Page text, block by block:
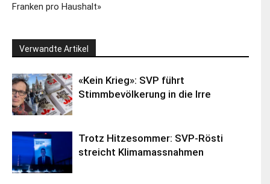
Franken pro Haushalt»
Verwandte Artikel
«Kein Krieg»: SVP führt
Stimmbevölkerung in die Irre
Trotz Hitzesommer: SVP-Rösti
streicht Klimamassnahmen